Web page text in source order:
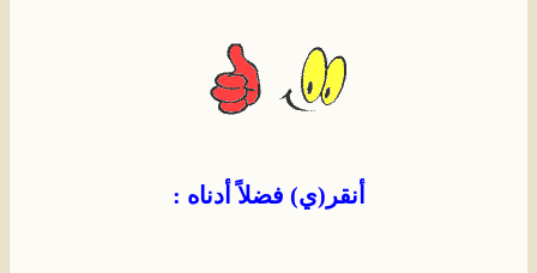
أنقر(ي) فضلاً أدناه :